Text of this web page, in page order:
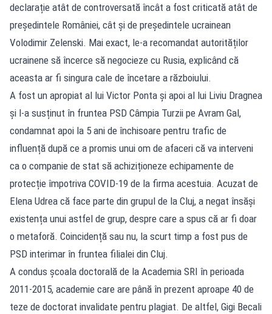
declarație atât de controversată încât a fost criticată atât de
președintele României, cât și de președintele ucrainean
Volodimir Zelenski. Mai exact, le-a recomandat autorităților
ucrainene să încerce să negocieze cu Rusia, explicând că
aceasta ar fi singura cale de încetare a războiului.
A fost un apropiat al lui Victor Ponta și apoi al lui Liviu Dragnea
și l-a susținut în fruntea PSD Câmpia Turzii pe Avram Gal,
condamnat apoi la 5 ani de închisoare pentru trafic de
influență după ce a promis unui om de afaceri că va interveni
ca o companie de stat să achiziționeze echipamente de
protecție împotriva COVID-19 de la firma acestuia. Acuzat de
Elena Udrea că face parte din grupul de la Cluj, a negat însăși
existența unui astfel de grup, despre care a spus că ar fi doar
o metaforă. Coincidență sau nu, la scurt timp a fost pus de
PSD interimar în fruntea filialei din Cluj.
A condus școala doctorală de la Academia SRI în perioada
2011-2015, academie care are până în prezent aproape 40 de
teze de doctorat invalidate pentru plagiat. De altfel, Gigi Becali